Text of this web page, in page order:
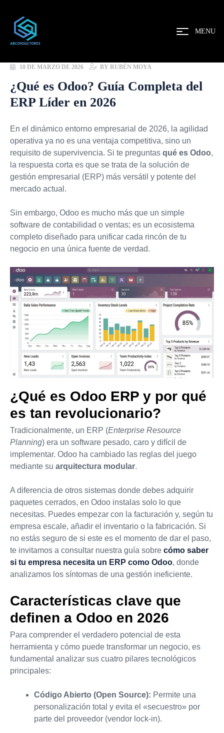
MENU
10 DE MARZO DE 2026 BY RUBÉN MOYA
¿Qué es Odoo? Guía Completa del
ERP Líder en 2026
En el dinámico entorno empresarial de 2026, la agilidad
operativa ya no es una ventaja competitiva, sino un
requisito de supervivencia. Si te preguntas qué es Odoo,
la respuesta corta es que se trata de la solución de
gestión empresarial (ERP) más versátil y potente del
mercado actual.
Sin embargo, Odoo es mucho más que un simple
software de contabilidad o ventas; es un ecosistema
completo diseñado para unificar cada rincón de tu
negocio en una única fuente de verdad.
¿Qué es Odoo ERP y por qué
es tan revolucionario?
Tradicionalmente, un ERP (Enterprise Resource
Planning) era un software pesado, caro y difícil de
implementar. Odoo ha cambiado las reglas del juego
mediante su arquitectura modular.
A diferencia de otros sistemas donde debes adquirir
paquetes cerrados, en Odoo instalas solo lo que
necesitas. Puedes empezar con la facturación y, según tu
empresa escale, añadir el inventario o la fabricación. Si
no estás seguro de si este es el momento de dar el paso,
te invitamos a consultar nuestra guía sobre cómo saber
si tu empresa necesita un ERP como Odoo, donde
analizamos los síntomas de una gestión ineficiente.
Características clave que
definen a Odoo en 2026
Para comprender el verdadero potencial de esta
herramienta y cómo puede transformar un negocio, es
fundamental analizar sus cuatro pilares tecnológicos
principales:
Código Abierto (Open Source): Permite una
personalización total y evita el «secuestro» por
parte del proveedor (vendor lock-in).